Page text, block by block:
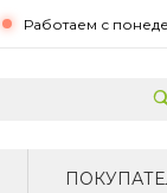
Работаем с